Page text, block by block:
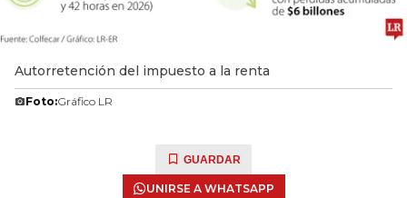
Autorretención del impuesto a la renta
Foto:Gráfico LR
GUARDAR
UNIRSE A WHATSAPP